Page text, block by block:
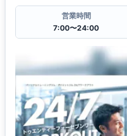
営業時間
7:00〜24:00